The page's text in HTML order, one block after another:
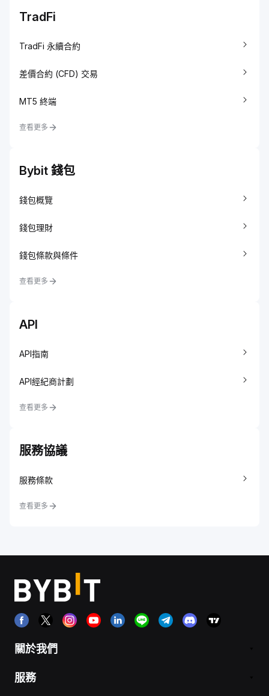
TradFi
TradFi 永續合約
差價合約 (CFD) 交易
MT5 終端
查看更多
Bybit 錢包
錢包概覽
錢包理財
錢包條款與條件
查看更多
API
API指南
API經紀商計劃
查看更多
服務協議
服務條款
查看更多
關於我們
服務